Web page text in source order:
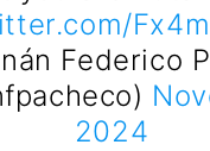
Federico
2024